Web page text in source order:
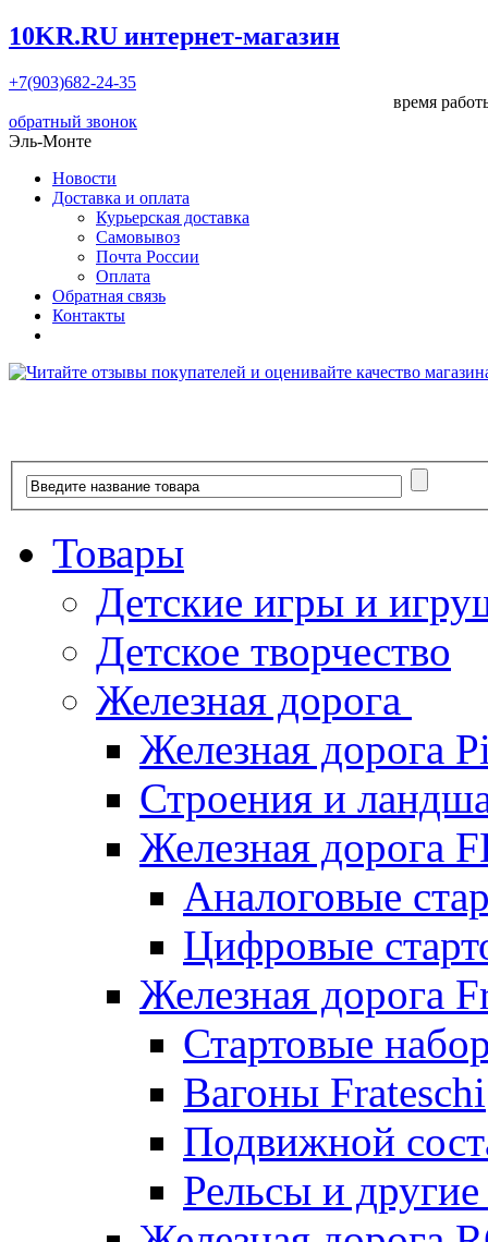
10KR.RU интернет-магазин
+7(903)682-24-35
время
обратный звонок
Эль-Монте
Новости
Доставка и оплата
Курьерская доставка
Самовывоз
Почта России
Оплата
Обратная связь
Контакты
Товары
Детские игры и
Детское творчество
Железная дорога
Железная дорога
Строения и
Железная дорога
Аналоговые
Цифровые
Железная дорога
Стартовые
Вагоны Frateschi
Подвижной
Рельсы и